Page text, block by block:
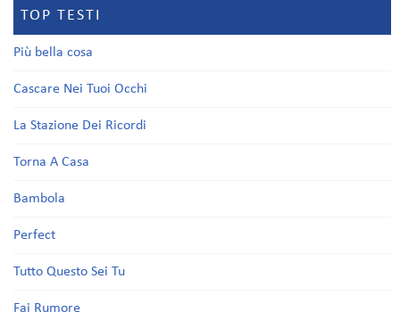
TOP TESTI
Più bella cosa
Cascare Nei Tuoi Occhi
La Stazione Dei Ricordi
Torna A Casa
Bambola
Perfect
Tutto Questo Sei Tu
Fai Rumore